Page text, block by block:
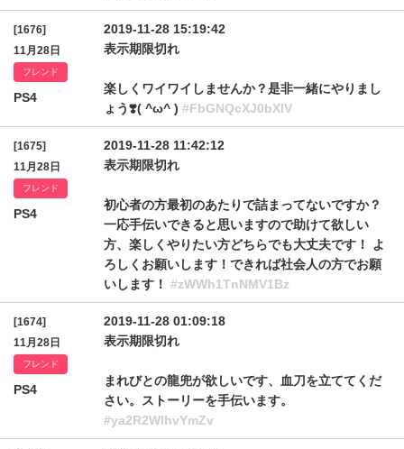
[1676]
11月28日
フレンド
PS4
2019-11-28 15:19:42
表示期限切れ
楽しくワイワイしませんか？是非一緒にやりまし
ょう❣️( ^ω^ ) #FbGNQcXJ0bXlV
[1675]
11月28日
フレンド
PS4
2019-11-28 11:42:12
表示期限切れ
初心者の方最初のあたりで詰まってないですか？
一応手伝いできると思いますので助けて欲しい
方、楽しくやりたい方どちらでも大丈夫です！ よ
ろしくお願いします！できれば社会人の方でお願
いします！ #zWWh1TnNMV1Bz
[1674]
11月28日
フレンド
PS4
2019-11-28 01:09:18
表示期限切れ
まれびとの龍兜が欲しいです、血刀を立ててくだ
さい。ストーリーを手伝います。
#ya2R2WlhvYmZv